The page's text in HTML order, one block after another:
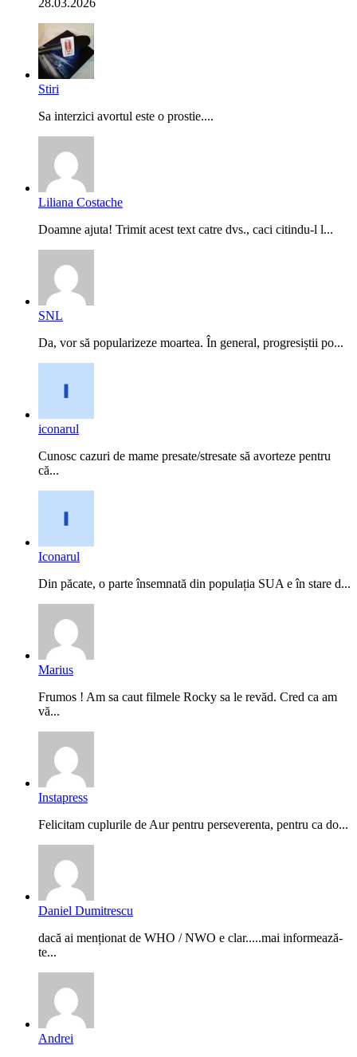
28.03.2026
Stiri
Sa interzici avortul este o prostie....
Liliana Costache
Doamne ajuta! Trimit acest text catre dvs., caci citindu-l l...
SNL
Da, vor să popularizeze moartea. În general, progresiștii po...
iconarul
Cunosc cazuri de mame presate/stresate să avorteze pentru
că...
Iconarul
Din păcate, o parte însemnată din populația SUA e în stare d...
Marius
Frumos ! Am sa caut filmele Rocky sa le revăd. Cred ca am
vă...
Instapress
Felicitam cuplurile de Aur pentru perseverenta, pentru ca do...
Daniel Dumitrescu
dacă ai menționat de WHO / NWO e clar.....mai informează-
te...
Andrei